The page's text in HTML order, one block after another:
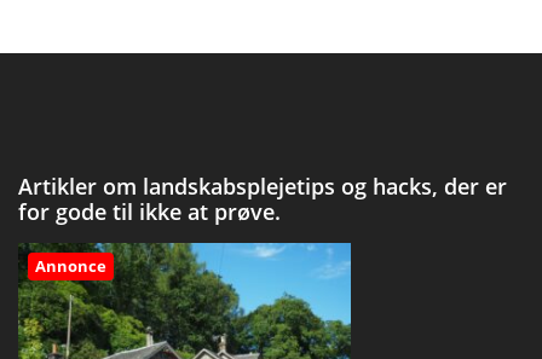
Artikler om landskabsplejetips og hacks, der er
for gode til ikke at prøve.
Annonce